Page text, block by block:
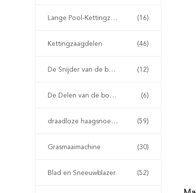
Lange Pool-Kettingzaag (16)
Kettingzaagdelen (46)
De Snijder van de benzineborstel (12)
De Delen van de borstelsnijder (6)
draadloze haagsnoeischaar (59)
Grasmaaimachine (30)
Blad en Sneeuwblazer (52)